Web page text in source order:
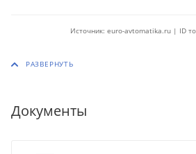
Источник: euro-avtomatika.ru | ID
Документы